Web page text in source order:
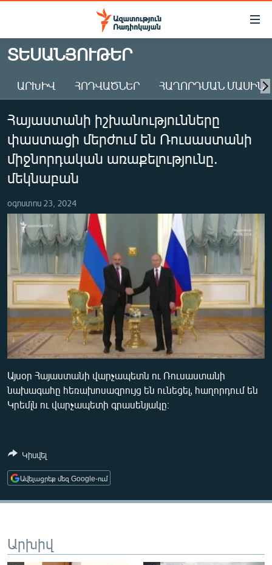
Մատչելիության
Անցնել
հիմնական
Անցնել
հիմնական
մենյուին
Որոնում
ԱԶԱՏՈՒԹՅՈՒՆ TV
ՀԱՅԱՍՏԱՆ
ԸՆՏՐՈՒԹՅՈՒՆՆԵՐ 2026
ԻՐԱՎՈՒՆՔ
ՀԱՍԱՐԱԿՈՒԹՅՈՒՆ
ՂԱՐԱԲԱՂ
ՊԱՏԵՐԱԶՄԻ 6 ՇԱԲԱԹՆԵՐԸ
ՏԱՐԱԾԱՇՐՋԱՆ
ՄԻՋԱԶԳԱՅԻՆ
ՄՇԱԿՈՒՅԹ
ՍՊՈՐՏ
ՄԵԿՆԱԲԱՆՈՒԹՅՈՒՆ
ՏՏ ԵՒ ԻՆՏԵՐՆԵՏ
ԿՈՐՈՆԱՎԻՐՈՒՍ
ԱՐԽԻՎ
ԲԱՆԱՎԵՃ
ՁԳՏԵԼՈՎ ԼԱՎԱԳՈՒՅՆԻՆ
ՓՈԴՔԱՍԹ
English
ՏԵՍԱՆՅՈՒԹԵՐ
ԱՐԽԻՎ ՀՈԴՎԱԾՆԵՐ ՀԱՂՈՐԴՄԱՆ ՄԱՍԻՆ
Հայաստանի իշխանությունները
փաստացի մերժում են Ռուսաստանի
միջնորդական առաքելությունը.
մեկնաբան
օգոստոս 23, 2024
No media source currently available
0:00 0:03:56
Այսօր Հայաստանի վարչապետն ու Ռուսաստանի
նախագահը հեռախոսազրույց են ունեցել, հաղորդում են
Կրեմլն ու վարչապետի գրասենյակը։
Կիսվել
Ավելացրեք մեզ Google-ում
Արխիվ